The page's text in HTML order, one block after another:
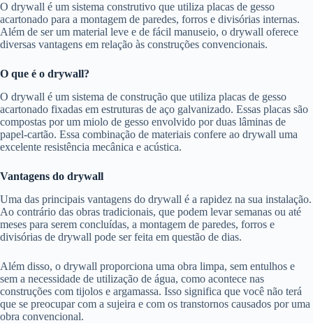
O drywall é um sistema construtivo que utiliza placas de gesso
acartonado para a montagem de paredes, forros e divisórias internas.
Além de ser um material leve e de fácil manuseio, o drywall oferece
diversas vantagens em relação às construções convencionais.
O que é o drywall?
O drywall é um sistema de construção que utiliza placas de gesso
acartonado fixadas em estruturas de aço galvanizado. Essas placas são
compostas por um miolo de gesso envolvido por duas lâminas de
papel-cartão. Essa combinação de materiais confere ao drywall uma
excelente resistência mecânica e acústica.
Vantagens do drywall
Uma das principais vantagens do drywall é a rapidez na sua instalação.
Ao contrário das obras tradicionais, que podem levar semanas ou até
meses para serem concluídas, a montagem de paredes, forros e
divisórias de drywall pode ser feita em questão de dias.
Além disso, o drywall proporciona uma obra limpa, sem entulhos e
sem a necessidade de utilização de água, como acontece nas
construções com tijolos e argamassa. Isso significa que você não terá
que se preocupar com a sujeira e com os transtornos causados por uma
obra convencional.